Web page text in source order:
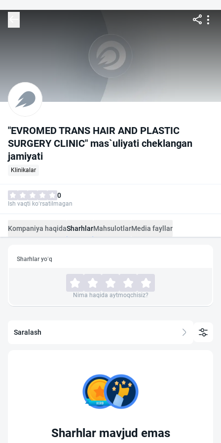
"EVROMED TRANS HAIR AND PLASTIC
SURGERY CLINIC" mas`uliyati cheklangan
jamiyati
Klinikalar
0
Ish vaqti ko‘rsatilmagan
Kompaniya haqidaSharhlarMahsulotlarMedia fayllar
Sharhlar yo‘q
Nima haqida aytmoqchisiz?
Saralash
Sharhlar mavjud emas